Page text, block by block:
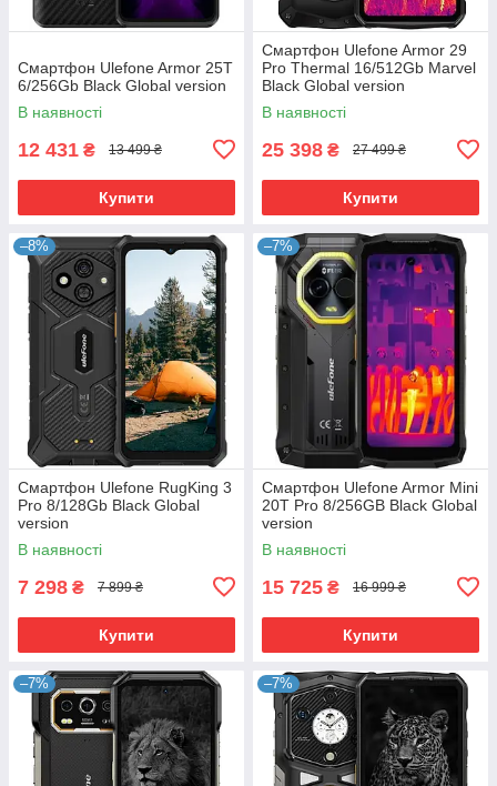
Смартфон Ulefone Armor 25T
6/256Gb Black Global version
В наявності
12 431 ₴ 13 499 ₴
Купити
Смартфон Ulefone Armor 29
Pro Thermal 16/512Gb Marvel
Black Global version
В наявності
25 398 ₴ 27 499 ₴
Купити
–8%
Смартфон Ulefone RugKing 3
Pro 8/128Gb Black Global
version
В наявності
7 298 ₴ 7 899 ₴
Купити
–7%
Смартфон Ulefone Armor Mini
20T Pro 8/256GB Black Global
version
В наявності
15 725 ₴ 16 999 ₴
Купити
–7% –7%